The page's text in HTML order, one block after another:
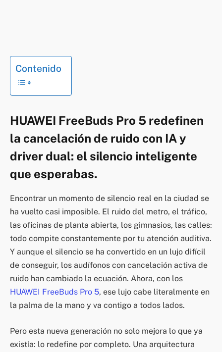
Contenido
HUAWEI FreeBuds Pro 5 redefinen
la cancelación de ruido con IA y
driver dual: el silencio inteligente
que esperabas.
Encontrar un momento de silencio real en la ciudad se
ha vuelto casi imposible. El ruido del metro, el tráfico,
las oficinas de planta abierta, los gimnasios, las calles:
todo compite constantemente por tu atención auditiva.
Y aunque el silencio se ha convertido en un lujo difícil
de conseguir, los audífonos con cancelación activa de
ruido han cambiado la ecuación. Ahora, con los
HUAWEI FreeBuds Pro 5, ese lujo cabe literalmente en
la palma de la mano y va contigo a todos lados.
Pero esta nueva generación no solo mejora lo que ya
existía: lo redefine por completo. Una arquitectura